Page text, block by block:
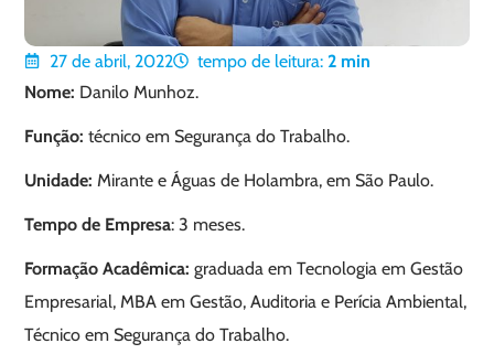
27 de abril, 2022 tempo de leitura: 2 min
Nome: Danilo Munhoz.
Função:técnico em Segurança do Trabalho.
Unidade: Mirante e Águas de Holambra, em São Paulo.
Tempo de Empresa: 3 meses.
Formação Acadêmica: graduada em Tecnologia em Gestão
Empresarial, MBA em Gestão, Auditoria e Perícia Ambiental,
Técnico em Segurança do Trabalho.